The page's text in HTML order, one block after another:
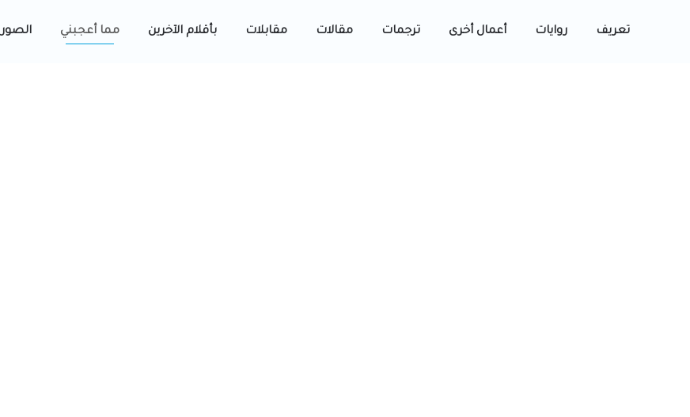
تعريف روايات أعمال أخرى ترجمات مقالات مقابلات بأقلام الآخرين مما أعجبني الصور